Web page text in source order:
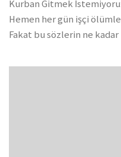
Kurban Gitmek
Hemen her gün işçi
Fakat bu sözlerin ne kadar